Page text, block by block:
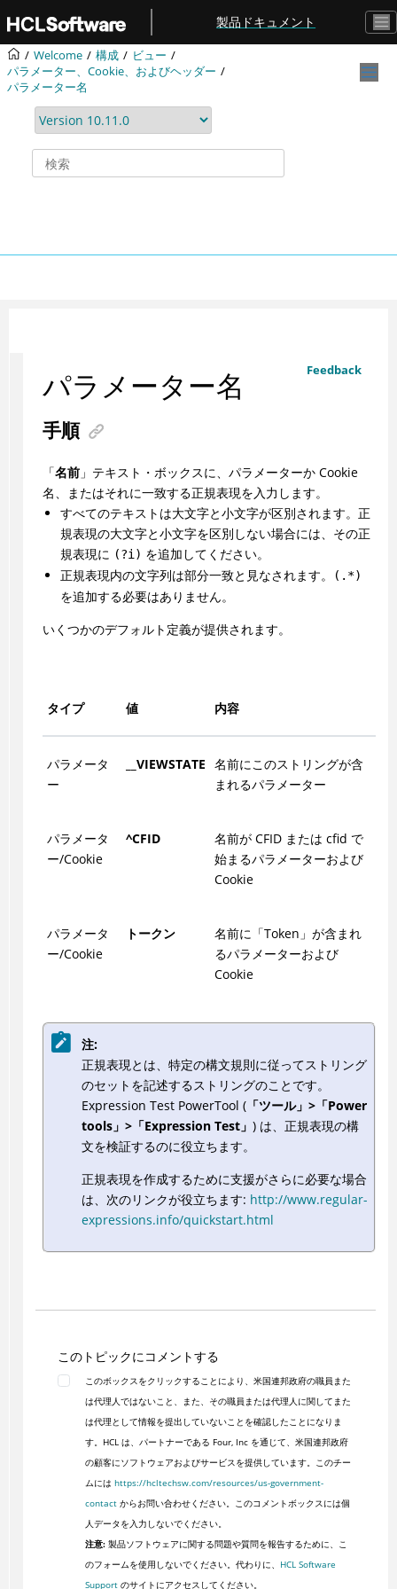
メインコンテンツにジャンプ
製品ドキュメント
Welcome 構成
ビュー
パラメーター、Cookie、およびヘッダー
パラメーター名
Feedback
パラメーター名
手順
「名前」テキスト・ボックスに、パラメーターか Cookie
名、またはそれに一致する正規表現を入力します。
すべてのテキストは大文字と小文字が区別されます。正
規表現の大文字と小文字を区別しない場合には、その正
規表現に (?i) を追加してください。
正規表現内の文字列は部分一致と見なされます。
(.*)
を追加する必要はありません。
いくつかのデフォルト定義が提供されます。
タイプ 値 内容
パラメータ
ー
__VIEWSTATE 名前にこのストリングが含
まれるパラメーター
パラメータ
ー/Cookie
^CFID
名前が CFID または cfid で
始まるパラメーターおよび
Cookie
パラメータ
ー/Cookie
トークン
名前に「Token」が含まれ
るパラメーターおよび
Cookie
注:
正規表現とは、特定の構文規則に従ってストリング
のセットを記述するストリングのことです。
Expression Test PowerTool (「ツール」>「Power
tools」>「Expression Test」 ) は、正規表現の構
文を検証するのに役立ちます。
正規表現を作成するために支援がさらに必要な場合
は、次のリンクが役立ちます: http://www.regular-
expressions.info/quickstart.html
このトピックにコメントする
このボックスをクリックすることにより、米国連邦政府の職員また
は代理人ではないこと、また、その職員または代理人に関してまた
は代理として情報を提出していないことを確認したことになりま
す。HCL は、パートナーである Four, Inc を通じて、米国連邦政府
の顧客にソフトウェアおよびサービスを提供しています。このチー
ムには https://hcltechsw.com/resources/us-government-
contactからお問い合わせください。このコメントボックスには個
人データを入力しないでください。
注意:製品ソフトウェアに関する問題や質問を報告するために、こ
のフォームを使用しないでください。代わりに、 HCL Software
Supportのサイトにアクセスしてください。